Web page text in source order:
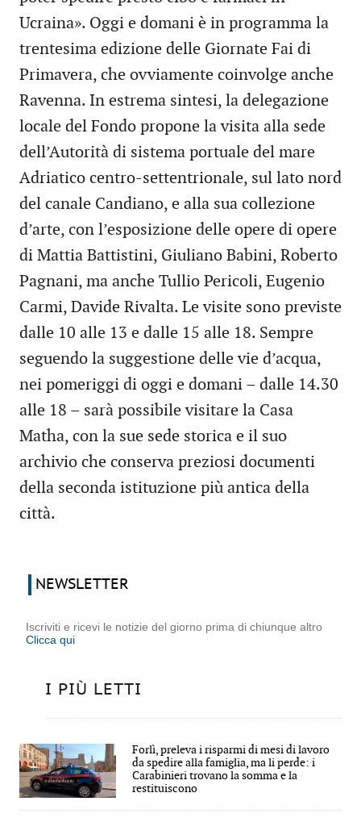
Ucraina». Oggi e domani è in programma la
trentesima edizione delle Giornate Fai di
Primavera, che ovviamente coinvolge anche
Ravenna. In estrema sintesi, la delegazione
locale del Fondo propone la visita alla sede
dell’Autorità di sistema portuale del mare
Adriatico centro-settentrionale, sul lato nord
del canale Candiano, e alla sua collezione
d’arte, con l’esposizione delle opere di opere
di Mattia Battistini, Giuliano Babini, Roberto
Pagnani, ma anche Tullio Pericoli, Eugenio
Carmi, Davide Rivalta. Le visite sono previste
dalle 10 alle 13 e dalle 15 alle 18. Sempre
seguendo la suggestione delle vie d’acqua,
nei pomeriggi di oggi e domani – dalle 14.30
alle 18 – sarà possibile visitare la Casa
Matha, con la sue sede storica e il suo
archivio che conserva preziosi documenti
della seconda istituzione più antica della
città.
NEWSLETTER
Iscriviti e ricevi le notizie del giorno prima di chiunque altro
Clicca qui
I PIÙ LETTI
Forlì, preleva i risparmi di mesi di lavoro
da spedire alla famiglia, ma li perde: i
Carabinieri trovano la somma e la
restituiscono